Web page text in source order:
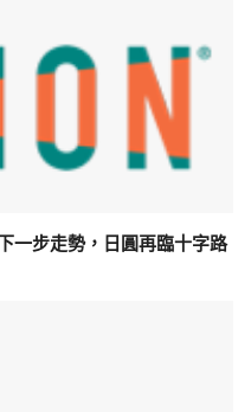
一步走勢，日圓再臨十字路